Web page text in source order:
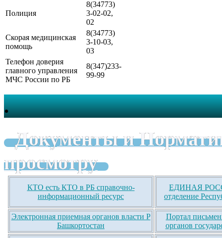
Полиция
8(34773)
3-02-02,
02
Скорая медицинская
помощь
8(34773)
3-10-03,
03
Телефон доверия
главного управления
МЧС России по РБ
8(347)233-
99-99
.
Документы и
просмотру
КТО есть КТО в РБ справочно-
информационный ресурс
ЕДИНАЯ
отделение
Электронная приемная органов власти Р
Башкортостан
Портал
органов